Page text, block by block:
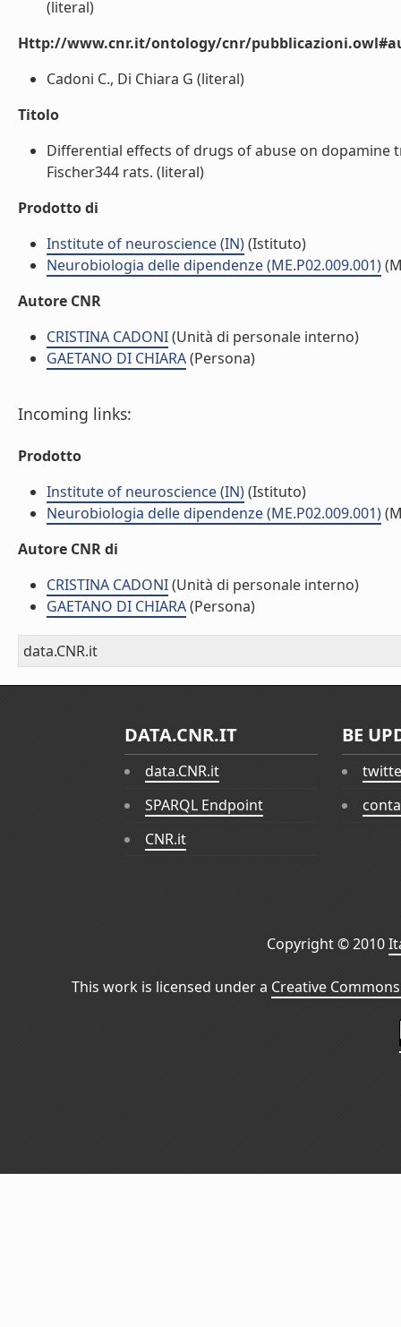
(literal)
Http://www.cnr.it/ontology/cnr/
Cadoni C., Di Chiara G (literal)
Titolo
Differential effects of drugs of abuse on dopamine
Fischer344 rats. (literal)
Prodotto di
Institute of neuroscience (IN)(Istituto)
Neurobiologia delle dipendenze (ME.P02.009.001)
Autore CNR
CRISTINA CADONI(Unità di personale interno)
GAETANO DI CHIARA(Persona)
Incoming links:
Prodotto
Institute of neuroscience (IN)(Istituto)
Neurobiologia delle dipendenze (ME.P02.009.001)
Autore CNR di
CRISTINA CADONI(Unità di personale interno)
GAETANO DI CHIARA(Persona)
data.CNR.it
DATA.CNR.IT
data.CNR.it
SPARQL Endpoint
CNR.it
BE
Copyright © 2010
This work is licensed under a Creative